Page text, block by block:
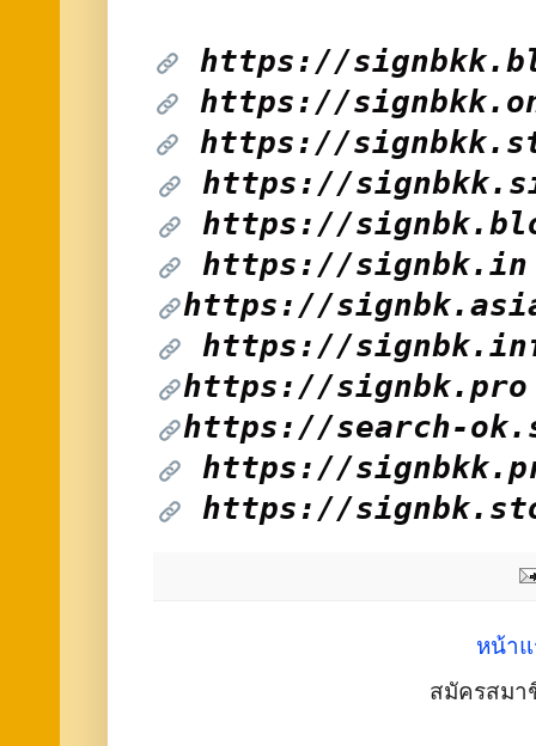
https://
https://
https://
https://
https://
https://signbk.in
https://
https://
https://signbk.pro
https://search-
https://
https://
หน้าแ
สมัครสม